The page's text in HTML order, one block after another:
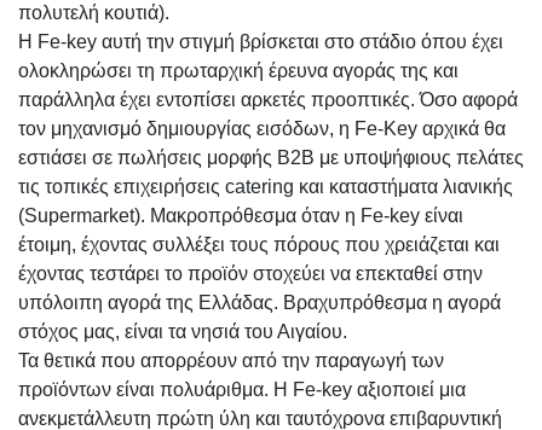
πολυτελή κουτιά).
Η Fe-key αυτή την στιγμή βρίσκεται στο στάδιο όπου έχει
ολοκληρώσει τη πρωταρχική έρευνα αγοράς της και
παράλληλα έχει εντοπίσει αρκετές προοπτικές. Όσο αφορά
τον μηχανισμό δημιουργίας εισόδων, η Fe-Key αρχικά θα
εστιάσει σε πωλήσεις μορφής Β2Β με υποψήφιους πελάτες
τις τοπικές επιχειρήσεις catering και καταστήματα λιανικής
(Supermarket). Μακροπρόθεσμα όταν η Fe-key είναι
έτοιμη, έχοντας συλλέξει τους πόρους που χρειάζεται και
έχοντας τεστάρει το προϊόν στοχεύει να επεκταθεί στην
υπόλοιπη αγορά της Ελλάδας. Βραχυπρόθεσμα η αγορά
στόχος μας, είναι τα νησιά του Αιγαίου.
Τα θετικά που απορρέουν από την παραγωγή των
προϊόντων είναι πολυάριθμα. H Fe-key αξιοποιεί μια
ανεκμετάλλευτη πρώτη ύλη και ταυτόχρονα επιβαρυντική